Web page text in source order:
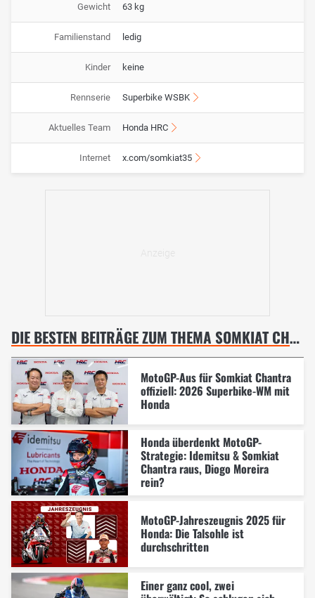
Gewicht 63 kg
Familienstand ledig
Kinder keine
Rennserie Superbike WSBK
Aktuelles Team Honda HRC
Internet x.com/somkiat35
DIE BESTEN BEITRÄGE ZUM THEMA SOMKIAT CHANTRA
MotoGP-Aus für Somkiat Chantra
offiziell: 2026 Superbike-WM mit
Honda
Honda überdenkt MotoGP-
Strategie: Idemitsu & Somkiat
Chantra raus, Diogo Moreira
rein?
MotoGP-Jahreszeugnis 2025 für
Honda: Die Talsohle ist
durchschritten
Einer ganz cool, zwei